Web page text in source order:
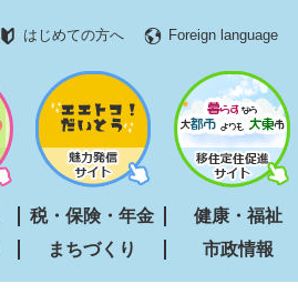
はじめての方へ Foreign language
税・保険・年金
健康・福祉
まちづくり 市政情報